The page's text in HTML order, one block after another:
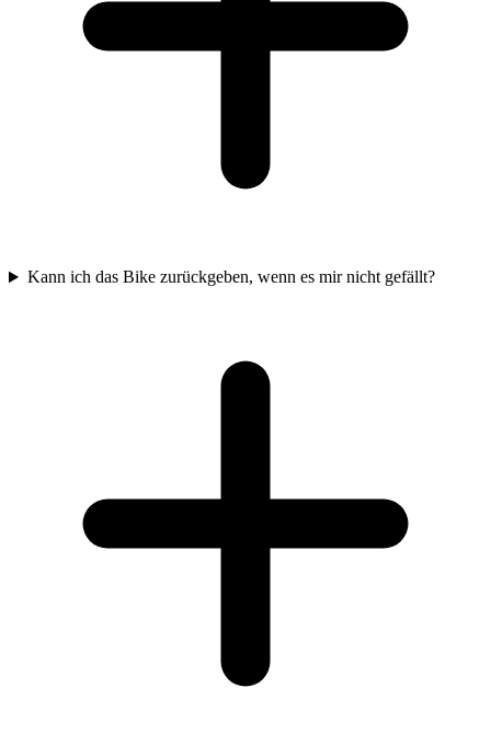
Kann ich das Bike zurückgeben, wenn es mir nicht gefällt?